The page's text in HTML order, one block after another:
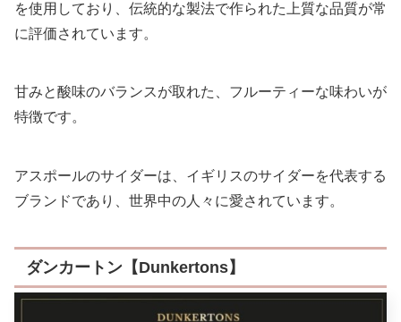
を使用しており、伝統的な製法で作られた上質な品質が常
に評価されています。
甘みと酸味のバランスが取れた、フルーティーな味わいが
特徴です。
アスポールのサイダーは、イギリスのサイダーを代表する
ブランドであり、世界中の人々に愛されています。
ダンカートン【Dunkertons】